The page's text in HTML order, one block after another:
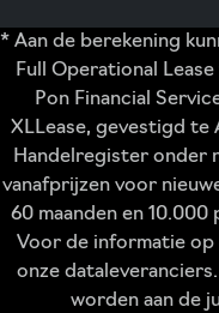
* Aan de berekening
Full Operational
Pon Financial
XLLease, gevestigd te
Handelregister onder
vanafprijzen voor
60 maanden en 10.000
Voor de informatie op
onze
worden aan de